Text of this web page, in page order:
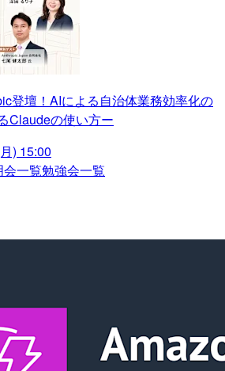
登壇！AIによる自治体業務効率化の
Claudeの使い方ー
) 15:00
一覧勉強会一覧